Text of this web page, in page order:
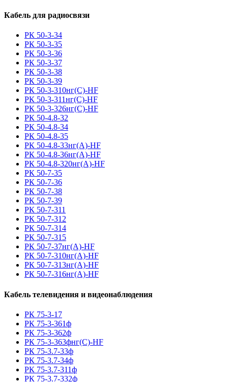
Кабель для радиосвязи
РК 50-3-34
РК 50-3-35
РК 50-3-36
РК 50-3-37
РК 50-3-38
РК 50-3-39
РК 50-3-310нг(С)-HF
РК 50-3-311нг(С)-HF
РК 50-3-326нг(С)-HF
РК 50-4.8-32
РК 50-4.8-34
РК 50-4.8-35
РК 50-4.8-33нг(A)-HF
РК 50-4.8-36нг(A)-HF
РК 50-4.8-320нг(A)-HF
РК 50-7-35
РК 50-7-36
РК 50-7-38
РК 50-7-39
РК 50-7-311
РК 50-7-312
РК 50-7-314
РК 50-7-315
РК 50-7-37нг(A)-HF
РК 50-7-310нг(A)-HF
РК 50-7-313нг(A)-HF
РК 50-7-316нг(A)-HF
Кабель телевидения и видеонаблюдения
РК 75-3-17
РК 75-3-361ф
РК 75-3-362ф
РК 75-3-363фнг(С)-HF
РК 75-3.7-33ф
РК 75-3.7-34ф
РК 75-3.7-311ф
РК 75-3.7-332ф